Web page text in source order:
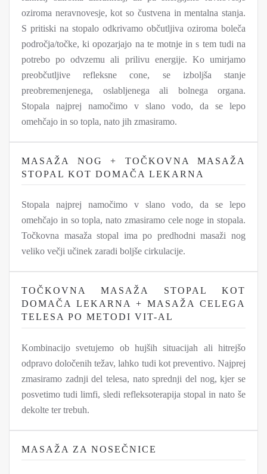
oziroma neravnovesje, kot so čustvena in mentalna stanja.
S pritiski na stopalo odkrivamo občutljiva oziroma boleča
področja/točke, ki opozarjajo na te motnje in s tem tudi na
potrebo po odvzemu ali prilivu energije. Ko umirjamo
preobčutljive refleksne cone, se izboljša stanje
preobremenjenega, oslabljenega ali bolnega organa.
Stopala najprej namočimo v slano vodo, da se lepo
omehčajo in so topla, nato jih zmasiramo.
MASAŽA NOG + TOČKOVNA MASAŽA
STOPAL KOT DOMAČA LEKARNA
Stopala najprej namočimo v slano vodo, da se lepo
omehčajo in so topla, nato zmasiramo cele noge in stopala.
Točkovna masaža stopal ima po predhodni masaži nog
veliko večji učinek zaradi boljše cirkulacije.
TOČKOVNA MASAŽA STOPAL KOT
DOMAČA LEKARNA + MASAŽA CELEGA
TELESA PO METODI VIT-AL
Kombinacijo svetujemo ob hujših situacijah ali hitrejšo
odpravo določenih težav, lahko tudi kot preventivo. Najprej
zmasiramo zadnji del telesa, nato sprednji del nog, kjer se
posvetimo tudi limfi, sledi refleksoterapija stopal in nato še
dekolte ter trebuh.
MASAŽA ZA NOSEČNICE